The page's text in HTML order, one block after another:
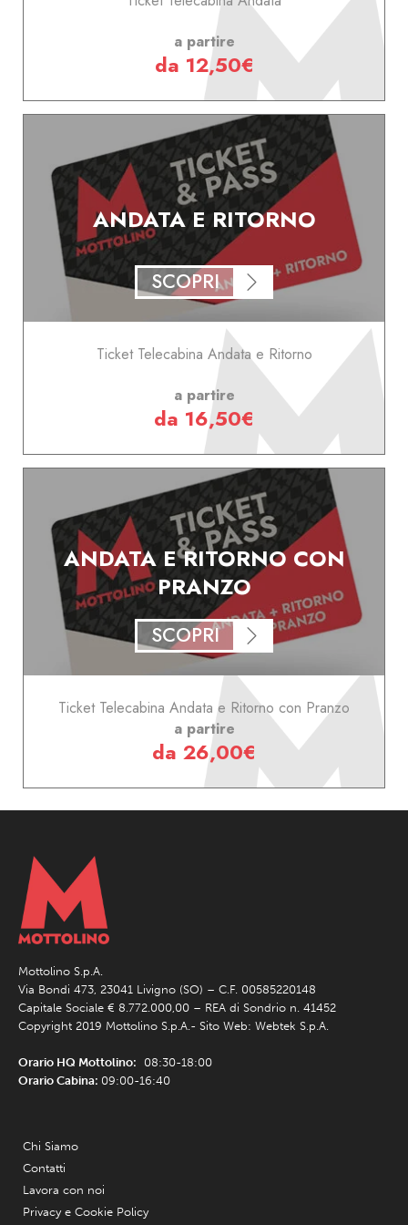
a partire
da 12,50€
ANDATA E RITORNO
SCOPRI
Ticket Telecabina Andata e Ritorno
a partire
da 16,50€
ANDATA E RITORNO CON
PRANZO
SCOPRI
Ticket Telecabina Andata e Ritorno con Pranzo
a partire
da 26,00€
Mottolino S.p.A.
Via Bondi 473, 23041 Livigno (SO) – C.F. 00585220148
Capitale Sociale € 8.772.000,00 – REA di Sondrio n. 41452
Copyright 2019 Mottolino S.p.A.- Sito Web: Webtek S.p.A.
Orario HQ Mottolino: 08:30-18:00
Orario Cabina: 09:00-16:40
Chi Siamo
Contatti
Lavora con noi
Privacy e Cookie Policy